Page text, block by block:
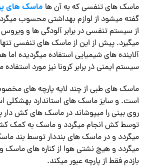
ماسک های تنفسی که به آن ها ماسک های
گفته میشود از لوازم بهداشتی محسوب
از سیستم تنفسی در برابر آلودگی ها و ویروس
میگیرد. پیش از این از ماسک های تنفسی تنها
آلاینده های شیمیایی استفاده میگردیده
سیستم ایمنی ذر برابر کرونا نیز مورد استفاده
ماسک های طبی از چند لایه پارچه های
است. و سایز ماسک های استاندارد بهشکلی
روی بینی را میپوشاند در ماسک های کش
توسط کش انجام میگردد و ماسک به
میگردد و در ماسک های بنددار توسط بند
میگردد و هیچ نشتی هوا از کناره های ماسک
بازدم فقط از پارچه عبور میکند.